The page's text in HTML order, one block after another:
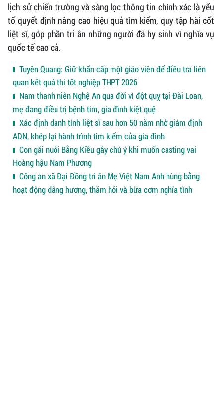
lịch sử chiến trường và sàng lọc thông tin chính xác là yếu
tố quyết định nâng cao hiệu quả tìm kiếm, quy tập hài cốt
liệt sĩ, góp phần tri ân những người đã hy sinh vì nghĩa vụ
quốc tế cao cả.
Tuyên Quang: Giữ khẩn cấp một giáo viên để điều tra liên
quan kết quả thi tốt nghiệp THPT 2026
Nam thanh niên Nghệ An qua đời vì đột quỵ tại Đài Loan,
mẹ đang điều trị bệnh tim, gia đình kiệt quệ
Xác định danh tính liệt sĩ sau hơn 50 năm nhờ giám định
ADN, khép lại hành trình tìm kiếm của gia đình
Con gái nuôi Bằng Kiều gây chú ý khi muốn casting vai
Hoàng hậu Nam Phương
Công an xã Đại Đồng tri ân Mẹ Việt Nam Anh hùng bằng
hoạt động dâng hương, thăm hỏi và bữa cơm nghĩa tình